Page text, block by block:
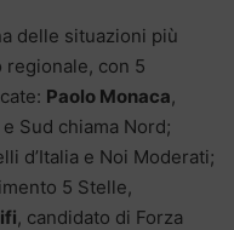
delle situazioni più
con 5
Paolo Monaca,
Sud chiama Nord;
d’Italia e Noi Moderati;
5 Stelle,
, candidato di Forza